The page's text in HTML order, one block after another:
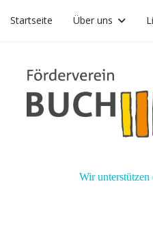
Startseite Über uns
Wir